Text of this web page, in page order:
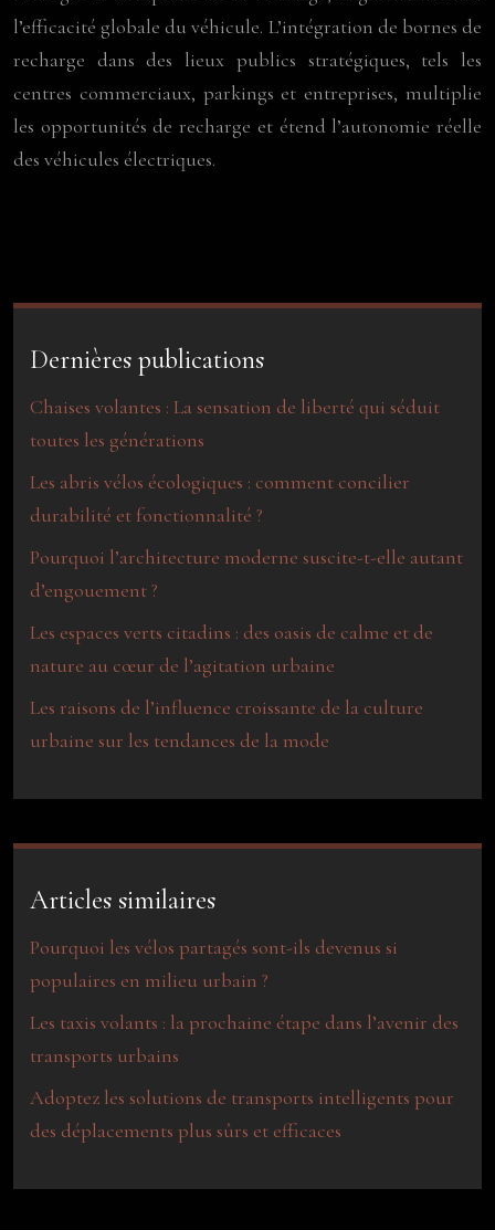
l’efficacité globale du véhicule. L’intégration de bornes de
recharge dans des lieux publics stratégiques, tels les
centres commerciaux, parkings et entreprises, multiplie
les opportunités de recharge et étend l’autonomie réelle
des véhicules électriques.
Dernières publications
Chaises volantes : La sensation de liberté qui séduit
toutes les générations
Les abris vélos écologiques : comment concilier
durabilité et fonctionnalité ?
Pourquoi l’architecture moderne suscite-t-elle autant
d’engouement ?
Les espaces verts citadins : des oasis de calme et de
nature au cœur de l’agitation urbaine
Les raisons de l’influence croissante de la culture
urbaine sur les tendances de la mode
Articles similaires
Pourquoi les vélos partagés sont-ils devenus si
populaires en milieu urbain ?
Les taxis volants : la prochaine étape dans l’avenir des
transports urbains
Adoptez les solutions de transports intelligents pour
des déplacements plus sûrs et efficaces